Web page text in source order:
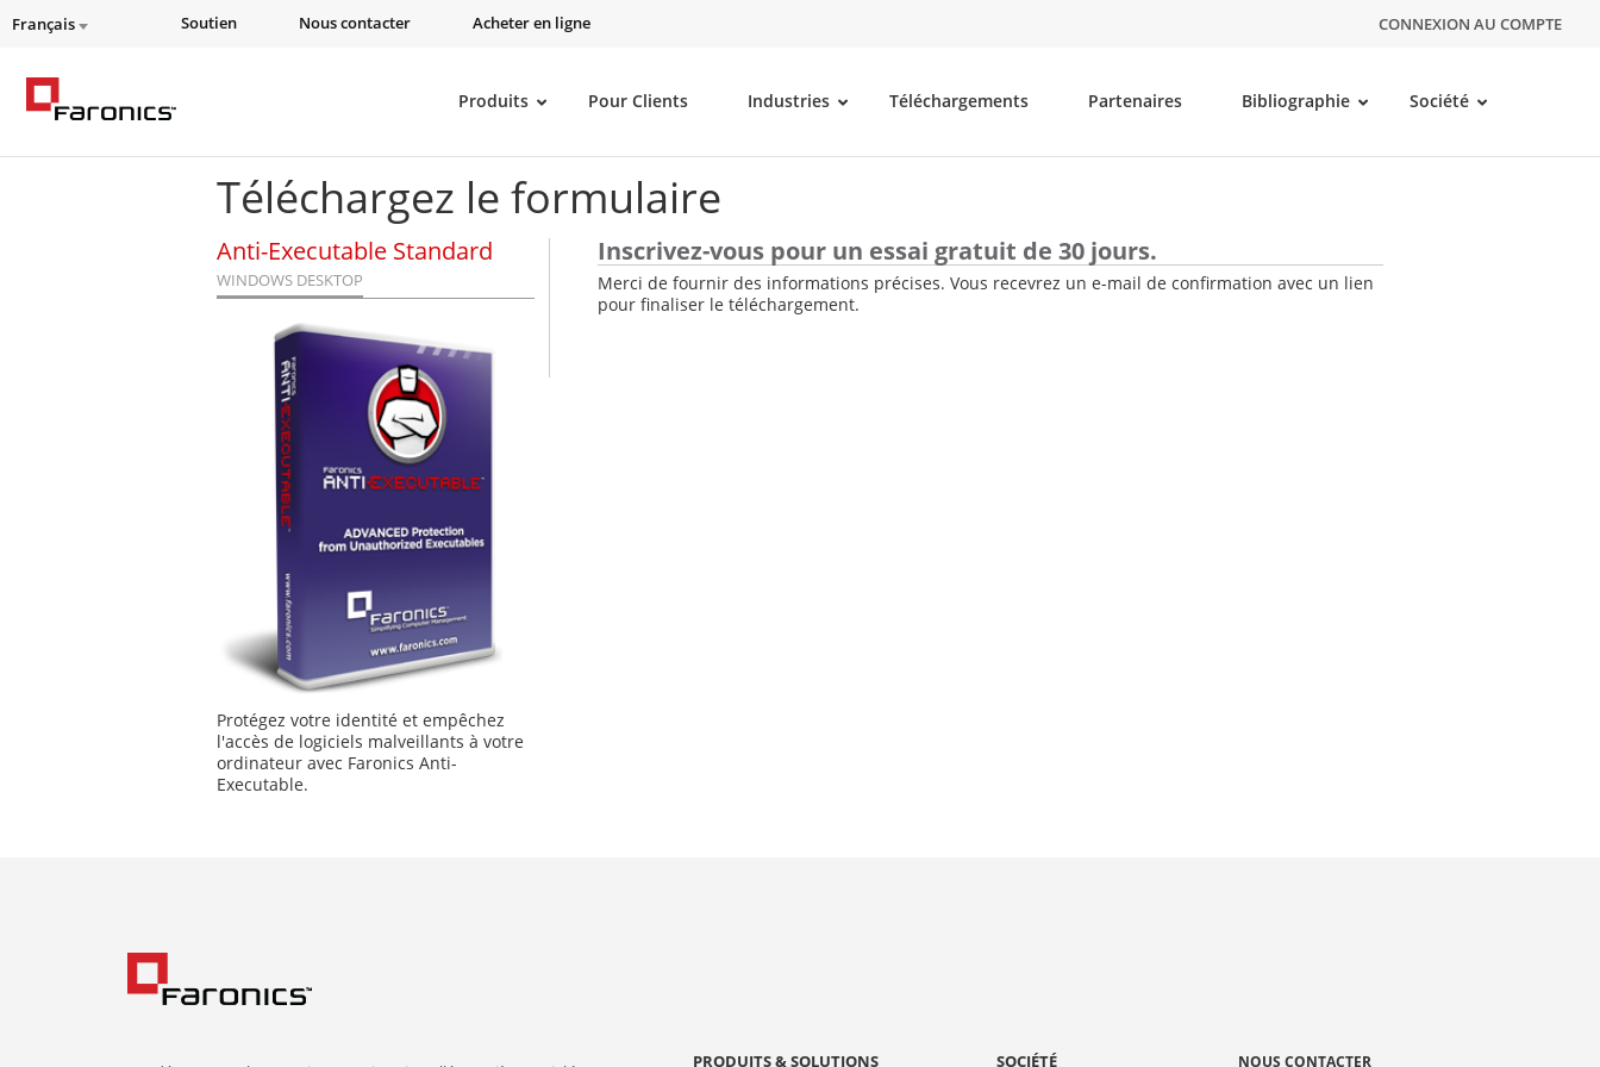
Français Soutien Nous contacter Acheter en ligne CONNEXION AU COMPTE
Produits Pour Clients Industries Téléchargements Partenaires Bibliographie Société
Téléchargez le formulaire
Inscrivez-vous pour un essai gratuit de 30 jours.
Merci de fournir des informations précises. Vous recevrez un e-mail de confirmation avec un lien
pour finaliser le téléchargement.
Anti-Executable Standard
WINDOWS DESKTOP
Protégez votre identité et empêchez
l'accès de logiciels malveillants à votre
ordinateur avec Faronics Anti-
Executable.
PRODUITS & SOLUTIONS SOCIÉTÉ NOUS CONTACTER